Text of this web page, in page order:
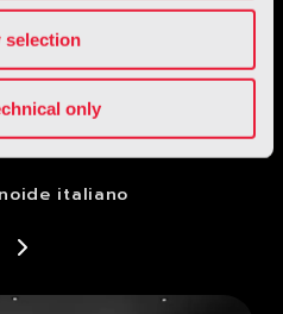
selection
only
italiano